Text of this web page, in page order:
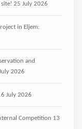
site! 25 July 2026
in Eljem:
and
2026
July 2026
Competition 13